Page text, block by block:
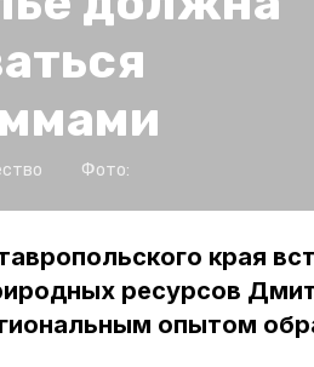
Фото:
края
ресурсов
опытом